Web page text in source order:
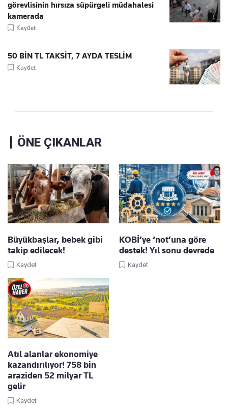
görevlisinin hırsıza süpürgeli müdahalesi
kamerada
Kaydet
50 BİN TL TAKSİT, 7 AYDA TESLİM
Kaydet
ÖNE ÇIKANLAR
Büyükbaşlar, bebek gibi
takip edilecek!
Kaydet
KOBİ’ye ‘not’una göre
destek! Yıl sonu devrede
Kaydet
Atıl alanlar ekonomiye
kazandırılıyor! 758 bin
araziden 52 milyar TL
gelir
Kaydet